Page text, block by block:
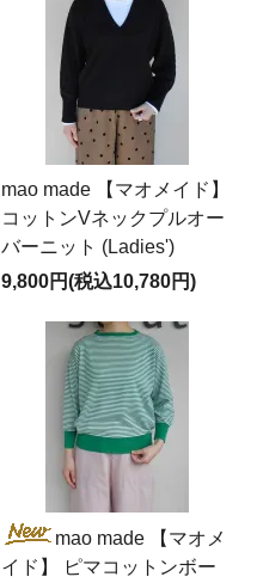
mao made 【マオメイド】
コットンVネックプルオー
バーニット (Ladies')
9,800円(税込10,780円)
mao made 【マオメ
イド】 ピマコットンボー